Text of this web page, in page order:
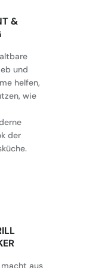
&
und
helfen,
wie
der
aus